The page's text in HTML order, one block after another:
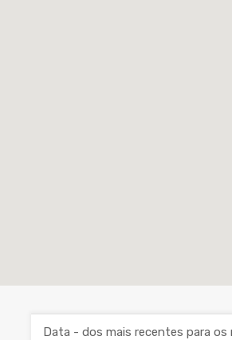
Data - dos mais recentes para os